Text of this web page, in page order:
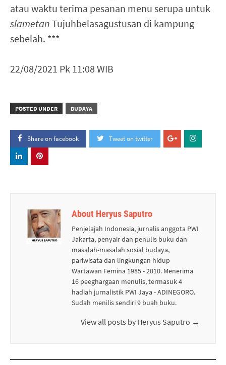
atau waktu terima pesanan menu serupa untuk
slametan Tujuhbelasagustusan di kampung
sebelah. ***
22/08/2021 Pk 11:08 WIB
POSTED UNDER BUDAYA
Share on facebook Tweet on twitter
About Heryus Saputro
Penjelajah Indonesia, jurnalis anggota PWI
Jakarta, penyair dan penulis buku dan
masalah-masalah sosial budaya,
pariwisata dan lingkungan hidup
Wartawan Femina 1985 - 2010. Menerima
16 peeghargaan menulis, termasuk 4
hadiah jurnalistik PWI Jaya - ADINEGORO.
Sudah menilis sendiri 9 buah buku.
View all posts by Heryus Saputro →